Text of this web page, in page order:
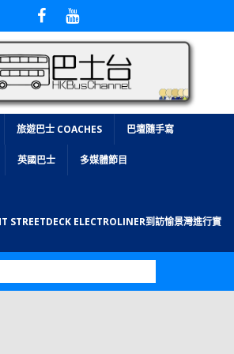
旅遊巴士 COACHES 巴壇隨手寫
英國巴士 多媒體節目
STREETDECK ELECTROLINER到訪愉景灣進行實